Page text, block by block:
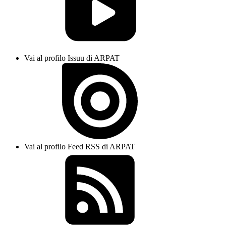
Vai al profilo Issuu di ARPAT
Vai al profilo Feed RSS di ARPAT